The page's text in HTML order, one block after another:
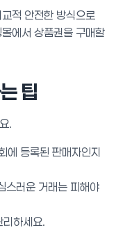
적 안전한 방식으로
에서 상품권을 구매할
팁
.
에 등록된 판매자인지
스러운 거래는 피해야
리하세요.